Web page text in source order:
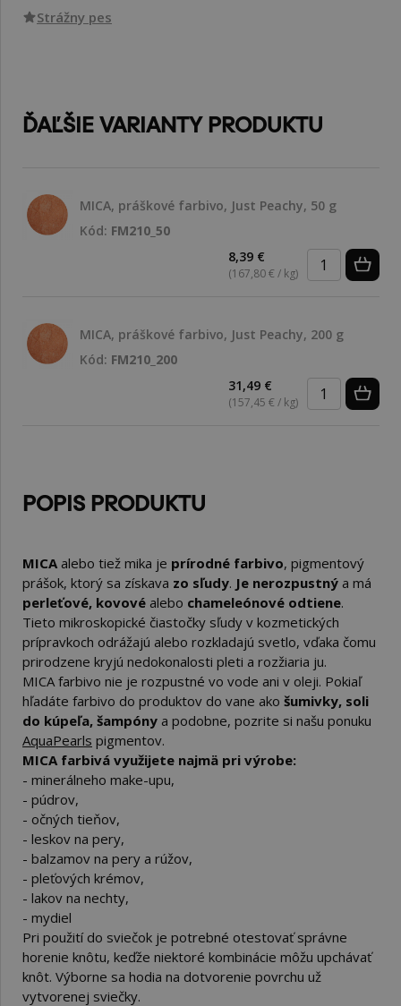
Strážny pes
ĎAĽŠIE VARIANTY PRODUKTU
MICA, práškové farbivo, Just Peachy, 50 g
Kód: FM210_50
8,39 €
(167,80 € / kg)
MICA, práškové farbivo, Just Peachy, 200 g
Kód: FM210_200
31,49 €
(157,45 € / kg)
POPIS PRODUKTU
MICA alebo tiež mika je prírodné farbivo, pigmentový
prášok, ktorý sa získava zo sľudy. Je nerozpustný a má
perleťové, kovové alebo chameleónové odtiene.
Tieto mikroskopické čiastočky sľudy v kozmetických
prípravkoch odrážajú alebo rozkladajú svetlo, vďaka čomu
prirodzene kryjú nedokonalosti pleti a rozžiaria ju.
MICA farbivo nie je rozpustné vo vode ani v oleji. Pokiaľ
hľadáte farbivo do produktov do vane ako šumivky, soli
do kúpeľa, šampóny a podobne, pozrite si našu ponuku
AquaPearls pigmentov.
MICA farbivá využijete najmä pri výrobe:
- minerálneho make-upu,
- púdrov,
- očných tieňov,
- leskov na pery,
- balzamov na pery a rúžov,
- pleťových krémov,
- lakov na nechty,
- mydiel
Pri použití do sviečok je potrebné otestovať správne
horenie knôtu, keďže niektoré kombinácie môžu upchávať
knôt. Výborne sa hodia na dotvorenie povrchu už
vytvorenej sviečky.